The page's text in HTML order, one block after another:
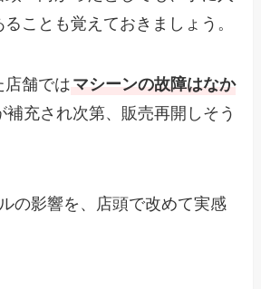
ことも覚えておきましょう。
店舗では マシーンの故障はなか
補充され次第、販売再開しそう
の影響を、店頭で改めて実感